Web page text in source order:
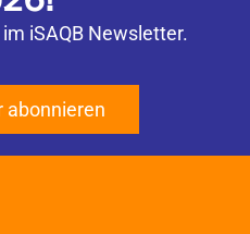
iSAQB Newsletter.
abonnieren